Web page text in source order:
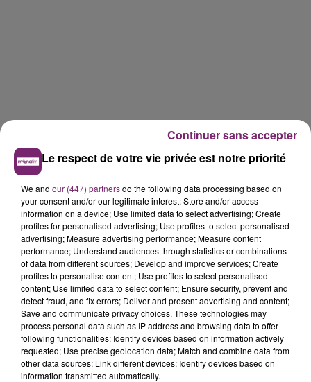
Le respect de votre vie privée est notre priorité
We and our (447) partnersdo the following data processing based on
your consent and/or our legitimate interest: Store and/or access
information on a device; Use limited data to select advertising; Create
profiles for personalised advertising; Use profiles to select personalised
advertising; Measure advertising performance; Measure content
performance; Understand audiences through statistics or combinations
of data from different sources; Develop and improve services; Create
profiles to personalise content; Use profiles to select personalised
content; Use limited data to select content; Ensure security, prevent and
detect fraud, and fix errors; Deliver and present advertising and content;
Save and communicate privacy choices. These technologies may
process personal data such as IP address and browsing data to offer
following functionalities: Identify devices based on information actively
requested; Use precise geolocation data; Match and combine data from
other data sources; Link different devices; Identify devices based on
information transmitted automatically.
Continuer sans accepter